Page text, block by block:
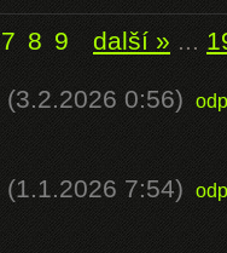
7 8 9 další » ...
(3.2.2026 0:56)
(1.1.2026 7:54)